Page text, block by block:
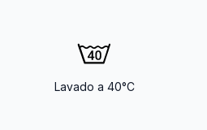
Lavado a 40°C